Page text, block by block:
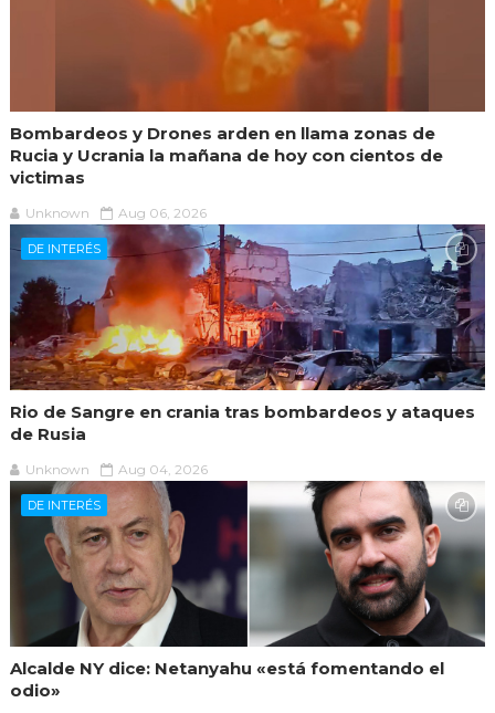
Bombardeos y Drones arden en llama zonas de
Rucia y Ucrania la mañana de hoy con cientos de
victimas
Unknown Aug 06, 2026
DE INTERÉS
Rio de Sangre en crania tras bombardeos y ataques
de Rusia
Unknown Aug 04, 2026
DE INTERÉS
Alcalde NY dice: Netanyahu «está fomentando el
odio»